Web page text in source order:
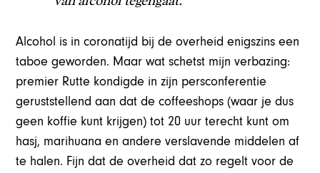
Alcohol is in coronatijd bij de overheid enigszins een
taboe geworden. Maar wat schetst mijn verbazing:
premier Rutte kondigde in zijn persconferentie
geruststellend aan dat de coffeeshops (waar je dus
geen koffie kunt krijgen) tot 20 uur terecht kunt om
hasj, marihuana en andere verslavende middelen af
te halen. Fijn dat de overheid dat zo regelt voor de